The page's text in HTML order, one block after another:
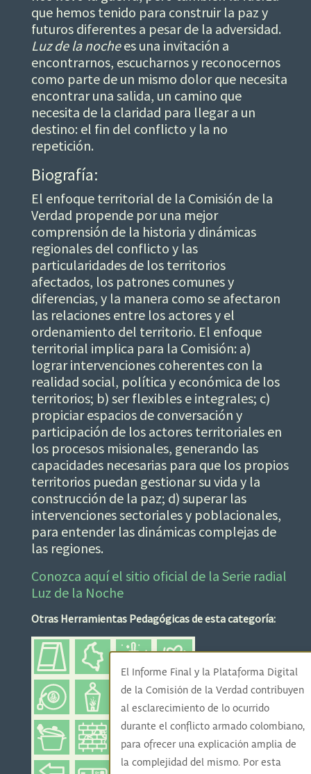
que hemos tenido para construir la paz y
futuros diferentes a pesar de la adversidad.
Luz de la nochees una invitación a
encontrarnos, escucharnos y reconocernos
como parte de un mismo dolor que necesita
encontrar una salida, un camino que
necesita de la claridad para llegar a un
destino: el fin del conflicto y la no
repetición.
Biografía:
El enfoque territorial de la Comisión de la
Verdad propende por una mejor
comprensión de la historia y dinámicas
regionales del conflicto y las
particularidades de los territorios
afectados, los patrones comunes y
diferencias, y la manera como se afectaron
las relaciones entre los actores y el
ordenamiento del territorio. El enfoque
territorial implica para la Comisión: a)
lograr intervenciones coherentes con la
realidad social, política y económica de los
territorios; b) ser flexibles e integrales; c)
propiciar espacios de conversación y
participación de los actores territoriales en
los procesos misionales, generando las
capacidades necesarias para que los propios
territorios puedan gestionar su vida y la
construcción de la paz; d) superar las
intervenciones sectoriales y poblacionales,
para entender las dinámicas complejas de
las regiones.
Conozca aquí el sitio oficial de la Serie radial
Luz de la Noche
Otras Herramientas Pedagógicas de esta categoría:
El Informe Final y la Plataforma Digital
de la Comisión de la Verdad contribuyen
al esclarecimiento de lo ocurrido
durante el conflicto armado colombiano,
para ofrecer una explicación amplia de
la complejidad del mismo. Por esta